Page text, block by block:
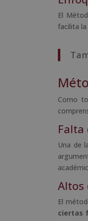
El
facilita
Como
Una de
Altos
El
ciertas